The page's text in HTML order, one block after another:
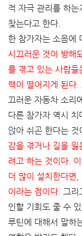
적 자극 관리를 하
찾는다고 한다.
한 참가자는 소음에
시끄러운 것이 방해
를 겪고 있는 사람
력이 떨어지게 된다
끄러운 자동차 소리
다른 참가자 역시 치
앉아 쉬곤 한다는
감을 겪거나 길을
려고 하는 것이다
더 많이 설치한다면
,
이라는 점이다
그리
인할 기회도 줄 수 있
루틴에 대해서 말하